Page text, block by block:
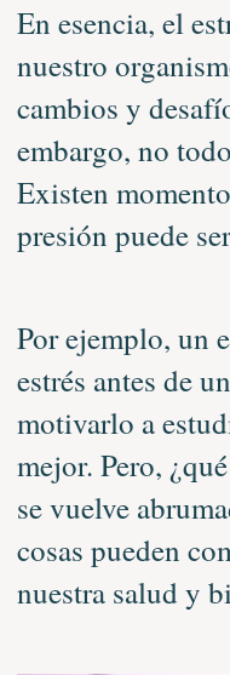
En esencia, el
nuestro
cambios y
embargo, no
Existen
presión puede
Por ejemplo, un
estrés antes de
motivarlo a
mejor. Pero,
se vuelve
cosas pueden
nuestra salud y